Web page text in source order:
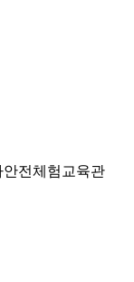
안전체험교육관